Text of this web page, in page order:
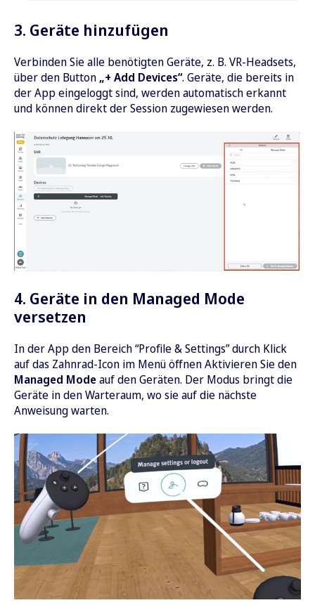
3. Geräte hinzufügen
Verbinden Sie alle benötigten Geräte, z. B. VR-Headsets,
über den Button „+ Add Devices“. Geräte, die bereits in
der App eingeloggt sind, werden automatisch erkannt
und können direkt der Session zugewiesen werden.
4. Geräte in den Managed Mode
versetzen
In der App den Bereich “Profile & Settings” durch Klick
auf das Zahnrad-Icon im Menü öffnen Aktivieren Sie den
Managed Modeauf den Geräten. Der Modus bringt die
Geräte in den Warteraum, wo sie auf die nächste
Anweisung warten.